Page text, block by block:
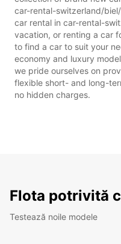
car-rental-switzerland/
car rental in car-rental-
vacation, or renting a car
to find a car to suit your
economy and luxury
we pride ourselves on
flexible short- and long-
no hidden charges.
Flota potrivită
Testează noile modele